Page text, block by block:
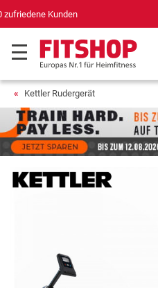
für Sportgeräte (n-
Kettler Rudergerät